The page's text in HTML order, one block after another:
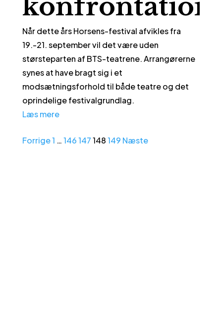
Når dette års Horsens-festival afvikles fra
19.-21. september vil det være uden
størsteparten af BTS-teatrene. Arrangørerne
synes at have bragt sig i et
modsætningsforhold til både teatre og det
oprindelige festivalgrundlag.
Læs mere
Forrige1 …146147148149 Næste